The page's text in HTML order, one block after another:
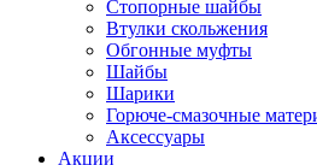
Стопорные шайбы
Втулки скольжения
Обгонные муфты
Шайбы
Шарики
Горюче-смазочные
Аксессуары
Акции